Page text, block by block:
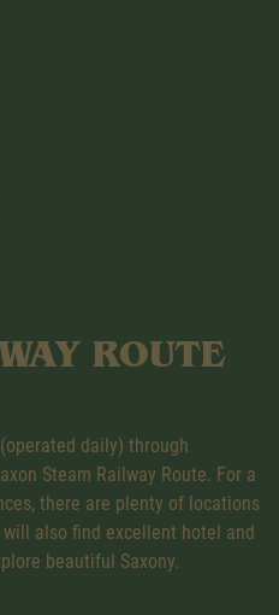
ROUTE
daily) through
Steam Railway Route. For a
there are plenty of locations
also find excellent hotel and
beautiful Saxony.